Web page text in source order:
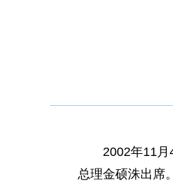
2002年11月4
总理金硕洙出席